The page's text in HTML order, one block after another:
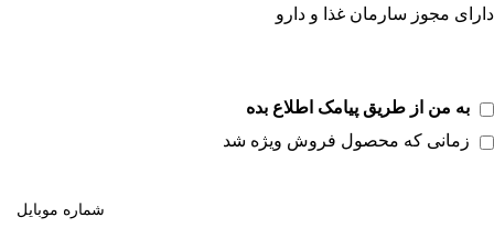
دارای مجوز سارمان غذا و دارو
به من از طریق پیامک اطلاع بده
زمانی که محصول فروش ویژه شد